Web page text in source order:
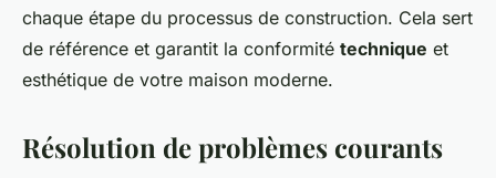
chaque étape du processus de construction. Cela sert
de référence et garantit la conformité technique et
esthétique de votre maison moderne.
Résolution de problèmes courants